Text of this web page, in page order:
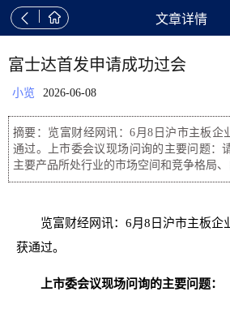
  文章详情
富士达首发申请成功过会
小览 2026-06-08
摘要：览富财经网讯：6月8日沪市主板企
通过。上市委会议现场问询的主要问题：
主要产品所处行业的市场空间和竞争格局
览富财经网讯：6月8日沪市主板企
获通过。
上市委会议现场问询的主要问题：